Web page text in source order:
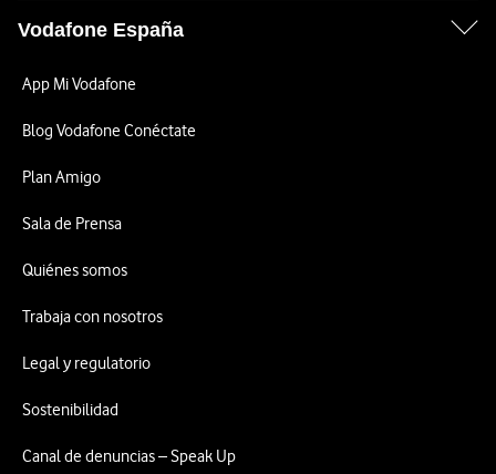
Vodafone España
App Mi Vodafone
Blog Vodafone Conéctate
Plan Amigo
Sala de Prensa
Quiénes somos
Trabaja con nosotros
Legal y regulatorio
Sostenibilidad
Canal de denuncias – Speak Up